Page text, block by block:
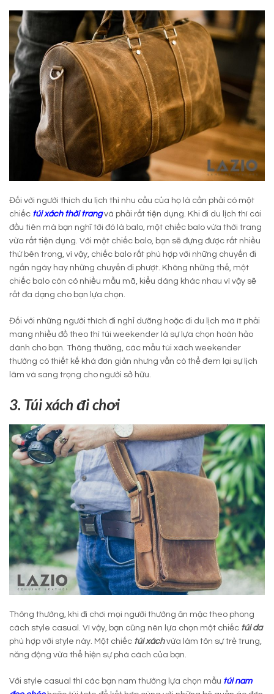
Đối với người thích du lịch thì nhu cầu của họ là cần phải có một
chiếc túi xách thời trangvà phải rất tiện dụng. Khi đi du lịch thì cái
đầu tiên mà bạn nghĩ tới đó là balo, một chiếc balo vừa thời trang
vừa rất tiện dụng. Với một chiếc balo, bạn sẽ đựng được rất nhiều
thứ bên trong, vì vậy, chiếc balo rất phù hợp với những chuyến đi
ngắn ngày hay những chuyến đi phượt. Không những thế, một
chiếc balo còn có nhiều mẫu mã, kiểu dáng khác nhau vì vậy sẽ
rất đa dạng cho bạn lựa chọn.
Đối với những người thích đi nghỉ dưỡng hoặc đi du lịch mà ít phải
mang nhiều đồ theo thì túi weekender là sự lựa chọn hoàn hảo
dành cho bạn. Thông thường, các mẫu túi xách weekender
thường có thiết kế khá đơn giản nhưng vẫn cò thể đem lại sự lịch
lãm và sang trọng cho người sở hữu.
3. Túi xách đi chơi
Thông thường, khi đi chơi mọi người thường ăn mặc theo phong
cách style casual. Vì vậy, bạn cũng nên lựa chọn một chiếc túi da
phù hợp với style này. Một chiếc túi xáchvừa làm tôn sự trẻ trung,
năng động vừa thể hiện sự phá cách của bạn.
Với style casual thì các bạn nam thường lựa chọn mẫu túi nam